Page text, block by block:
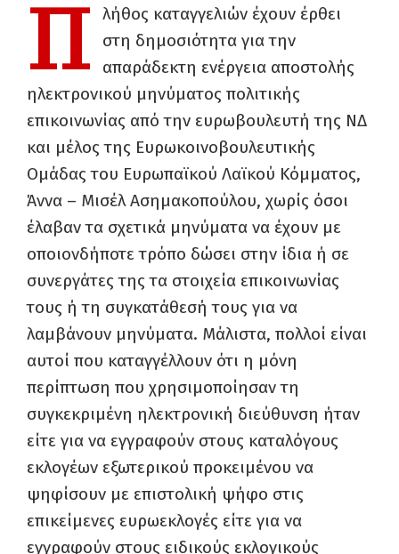
Π
λήθος καταγγελιών έχουν έρθει
στη δημοσιότητα για την
απαράδεκτη ενέργεια αποστολής
ηλεκτρονικού μηνύματος πολιτικής
επικοινωνίας από την ευρωβουλευτή της ΝΔ
και μέλος της Ευρωκοινοβουλευτικής
Ομάδας του Ευρωπαϊκού Λαϊκού Κόμματος,
Άννα – Μισέλ Ασημακοπούλου, χωρίς όσοι
έλαβαν τα σχετικά μηνύματα να έχουν με
οποιονδήποτε τρόπο δώσει στην ίδια ή σε
συνεργάτες της τα στοιχεία επικοινωνίας
τους ή τη συγκατάθεσή τους για να
λαμβάνουν μηνύματα. Μάλιστα, πολλοί είναι
αυτοί που καταγγέλλουν ότι η μόνη
περίπτωση που χρησιμοποίησαν τη
συγκεκριμένη ηλεκτρονική διεύθυνση ήταν
είτε για να εγγραφούν στους καταλόγους
εκλογέων εξωτερικού προκειμένου να
ψηφίσουν με επιστολική ψήφο στις
επικείμενες ευρωεκλογές είτε για να
εγγραφούν στους ειδικούς εκλογικούς